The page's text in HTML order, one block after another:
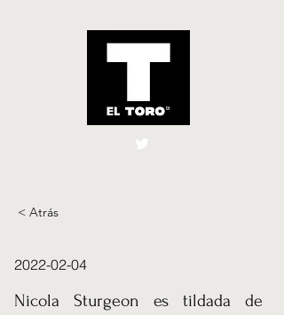
El Toro España
< Atrás
2022-02-04
Nicola Sturgeon es tildada de